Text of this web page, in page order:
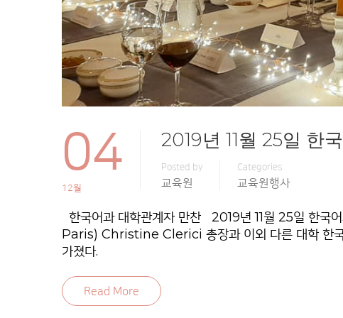
04
12월
2019년 11월 25일 한
Posted by
교육원
Categories
교육원행사
한국어과 대학관계자 만찬 2019년 11월 25일 한
Paris) Christine Clerici 총장과 이외 다른 대학 한국
가졌다.
Read More